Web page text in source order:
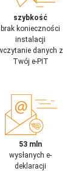
szybkość
brak konieczności
instalacji
danych z
Twój e-PIT
53 mln
wysłanych e-
deklaracji